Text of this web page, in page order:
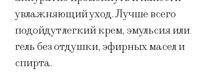
увлажняющий уход. Лучше всего
подойдут легкий крем, эмульсия или
гель без отдушки, эфирных масел и
спирта.